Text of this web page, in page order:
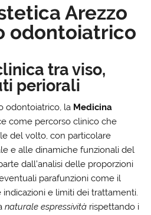
Arezzo
odontoiatrico
tra viso,
periorali
odontoiatrico, la Medicina
come percorso clinico che
del volto, con particolare
e alle dinamiche funzionali del
dall’analisi delle proporzioni
parafunzioni come il
e limiti dei trattamenti.
naturale espressività rispettando i